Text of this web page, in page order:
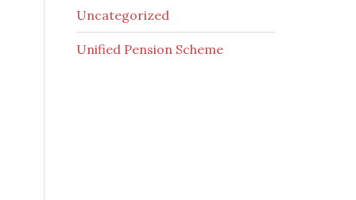
Uncategorized
Unified Pension Scheme